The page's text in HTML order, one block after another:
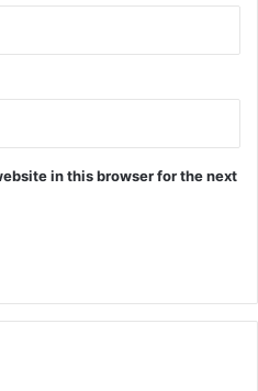
in this browser for the next